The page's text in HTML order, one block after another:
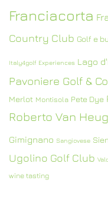
Franciacorta
Country Club Golf e
Italy4golf Experiences Lago
Pavoniere Golf &
Merlot Montisola Pete Dye
Roberto Van
Gimignano Sangiovese
Ugolino Golf Club
wine tasting